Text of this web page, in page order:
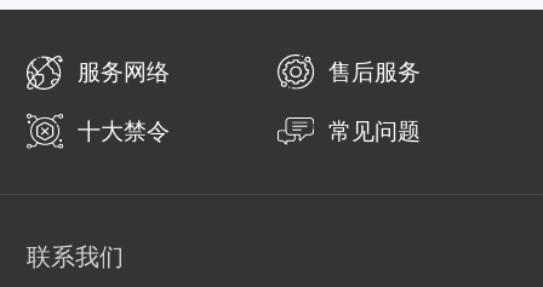
服务网络 售后服务
十大禁令 常见问题
联系我们